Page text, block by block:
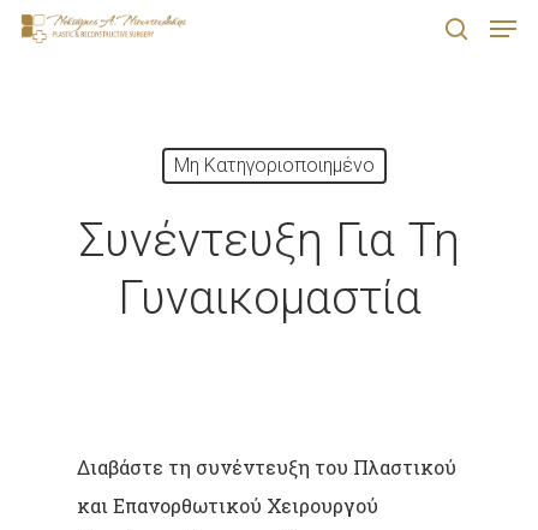
Skip
Μη Κατηγοριοποιημένο
Συνέντευξη Για Τη
Γυναικομαστία
Διαβάστε τη συνέντευξη του Πλαστικού
και Επανορθωτικού Χειρουργού